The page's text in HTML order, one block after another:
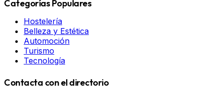
Categorías Populares
Hostelería
Belleza y Estética
Automoción
Turismo
Tecnología
Contacta con el directorio